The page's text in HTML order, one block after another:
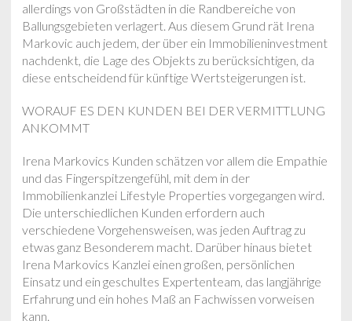
allerdings von Großstädten in die Randbereiche von
Ballungsgebieten verlagert. Aus diesem Grund rät Irena
Markovic auch jedem, der über ein Immobilieninvestment
nachdenkt, die Lage des Objekts zu berücksichtigen, da
diese entscheidend für künftige Wertsteigerungen ist.
WORAUF ES DEN KUNDEN BEI DER VERMITTLUNG
ANKOMMT
Irena Markovics Kunden schätzen vor allem die Empathie
und das Fingerspitzengefühl, mit dem in der
Immobilienkanzlei Lifestyle Properties vorgegangen wird.
Die unterschiedlichen Kunden erfordern auch
verschiedene Vorgehensweisen, was jeden Auftrag zu
etwas ganz Besonderem macht. Darüber hinaus bietet
Irena Markovics Kanzlei einen großen, persönlichen
Einsatz und ein geschultes Expertenteam, das langjährige
Erfahrung und ein hohes Maß an Fachwissen vorweisen
kann.